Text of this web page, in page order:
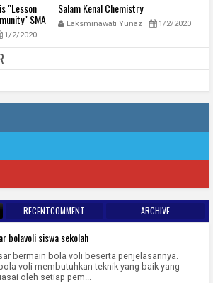
"Lesson
SMA
UNP
1/2/2020
Salam Kenal Chemistry
Laksminawati Yunaz 1/2/2020
RECENTCOMMENT ARCHIVE
bolavoli siswa sekolah
bermain bola voli beserta penjelasannya.
voli membutuhkan teknik yang baik yang
oleh setiap pem...